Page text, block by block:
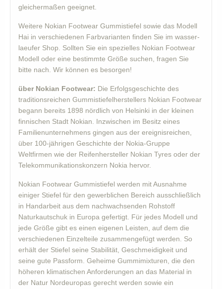
gleichermaßen geeignet.
Weitere Nokian Footwear Gummistiefel sowie das Modell
Hai in verschiedenen Farbvarianten finden Sie im wasser-
laeufer Shop. Sollten Sie ein spezielles Nokian Footwear
Modell oder eine bestimmte Größe suchen, fragen Sie
bitte nach. Wir können es besorgen!
über Nokian Footwear: Die Erfolgsgeschichte des
traditionsreichen Gummistiefelherstellers Nokian Footwear
begann bereits 1898 nördlich von Helsinki in der kleinen
finnischen Stadt Nokian. Inzwischen im Besitz eines
Familienunternehmens gingen aus der ereignisreichen,
über 100-jährigen Geschichte der Nokia-Gruppe
Weltfirmen wie der Reifenhersteller Nokian Tyres oder der
Telekommunikationskonzern Nokia hervor.
Nokian Footwear Gummistiefel werden mit Ausnahme
einiger Stiefel für den gewerblichen Bereich ausschließlich
in Handarbeit aus dem nachwachsenden Rohstoff
Naturkautschuk in Europa gefertigt. Für jedes Modell und
jede Größe gibt es einen eigenen Leisten, auf dem die
verschiedenen Einzelteile zusammengefügt werden. So
erhält der Stiefel seine Stabilität, Geschmeidigkeit und
seine gute Passform. Geheime Gummimixturen, die den
höheren klimatischen Anforderungen an das Material in
der Natur Nordeuropas gerecht werden sowie ein